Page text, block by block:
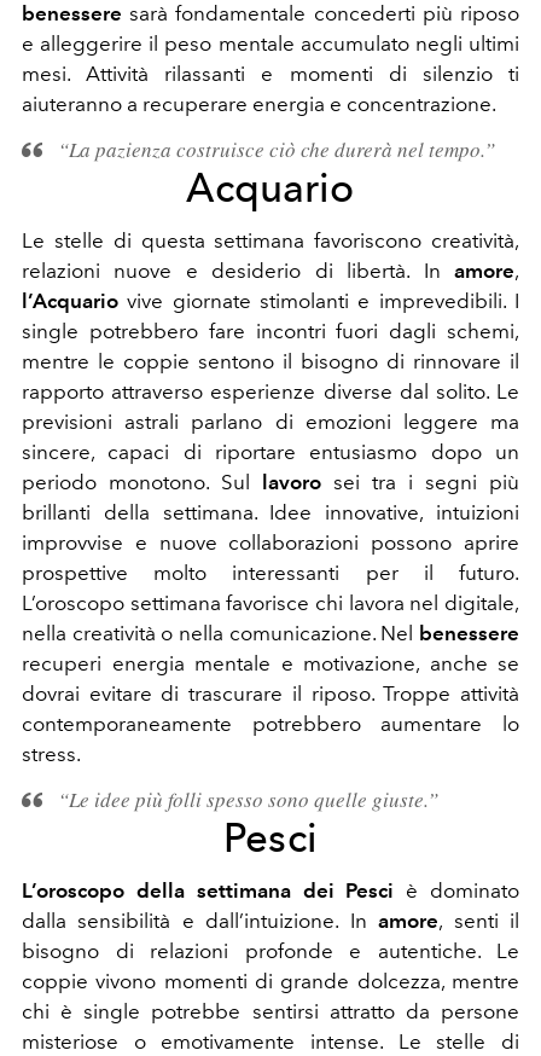
benessere sarà fondamentale concederti più riposo
e alleggerire il peso mentale accumulato negli ultimi
mesi. Attività rilassanti e momenti di silenzio ti
aiuteranno a recuperare energia e concentrazione.
“La pazienza costruisce ciò che durerà nel tempo.”
Acquario
Le stelle di questa settimana favoriscono creatività,
relazioni nuove e desiderio di libertà. In amore,
l’Acquario vive giornate stimolanti e imprevedibili. I
single potrebbero fare incontri fuori dagli schemi,
mentre le coppie sentono il bisogno di rinnovare il
rapporto attraverso esperienze diverse dal solito. Le
previsioni astrali parlano di emozioni leggere ma
sincere, capaci di riportare entusiasmo dopo un
periodo monotono. Sul
lavoro sei tra i segni più
brillanti della settimana. Idee innovative, intuizioni
improvvise e nuove collaborazioni possono aprire
prospettive molto interessanti per il futuro.
L’oroscopo settimana favorisce chi lavora nel digitale,
nella creatività o nella comunicazione. Nel
benessere
recuperi energia mentale e motivazione, anche se
dovrai evitare di trascurare il riposo. Troppe attività
contemporaneamente potrebbero aumentare lo
stress.
“Le idee più folli spesso sono quelle giuste.”
Pesci
L’oroscopo della settimana dei Pesci è dominato
dalla sensibilità e dall’intuizione. Inamore, senti il
bisogno di relazioni profonde e autentiche. Le
coppie vivono momenti di grande dolcezza, mentre
chi è single potrebbe sentirsi attratto da persone
misteriose o emotivamente intense. Le stelle di